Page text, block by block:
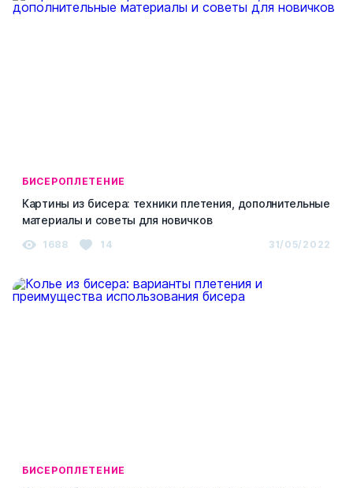
БИСЕРОПЛЕТЕНИЕ
Картины из бисера: техники плетения, дополнительные
материалы и советы для новичков
1688 14 31/05/2022
БИСЕРОПЛЕТЕНИЕ